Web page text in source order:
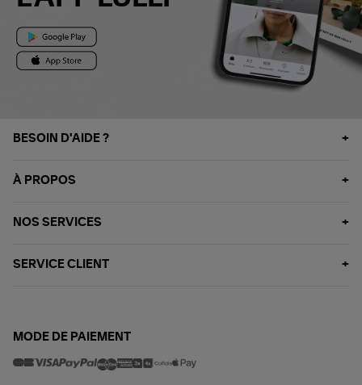
BESOIN D'AIDE ?
À PROPOS
NOS SERVICES
SERVICE CLIENT
MODE DE PAIEMENT